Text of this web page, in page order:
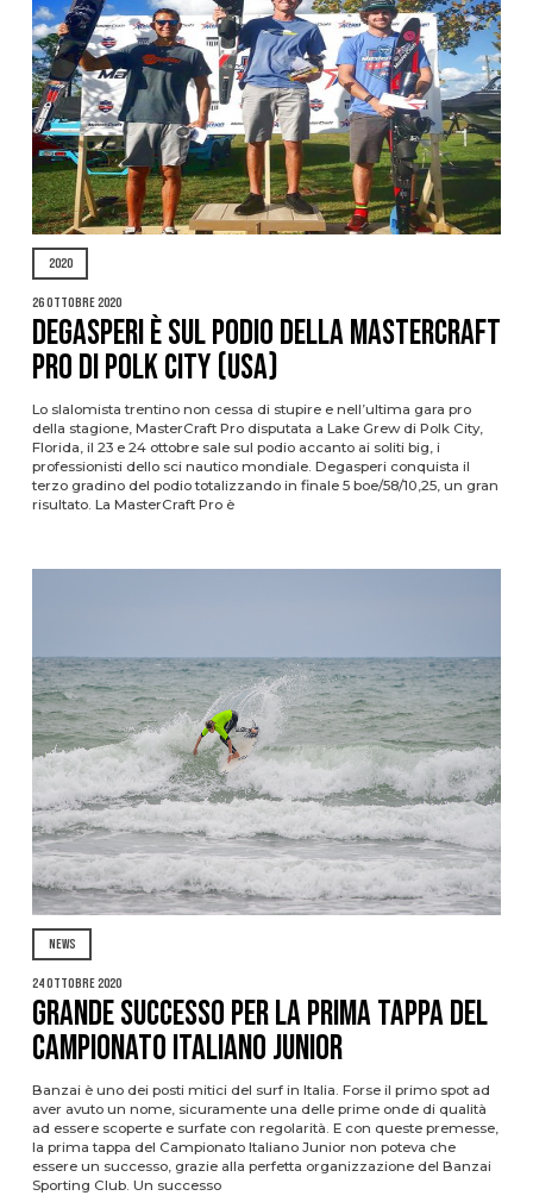
2020
26 Ottobre 2020
Degasperi è sul podio della MasterCraft
Pro di Polk City (USA)
Lo slalomista trentino non cessa di stupire e nell’ultima gara pro
della stagione, MasterCraft Pro disputata a Lake Grew di Polk City,
Florida, il 23 e 24 ottobre sale sul podio accanto ai soliti big, i
professionisti dello sci nautico mondiale. Degasperi conquista il
terzo gradino del podio totalizzando in finale 5 boe/58/10,25, un gran
risultato. La MasterCraft Pro è
NEWS
24 Ottobre 2020
Grande successo per la prima tappa del
Campionato Italiano Junior
Banzai è uno dei posti mitici del surf in Italia. Forse il primo spot ad
aver avuto un nome, sicuramente una delle prime onde di qualità
ad essere scoperte e surfate con regolarità. E con queste premesse,
la prima tappa del Campionato Italiano Junior non poteva che
essere un successo, grazie alla perfetta organizzazione del Banzai
Sporting Club. Un successo